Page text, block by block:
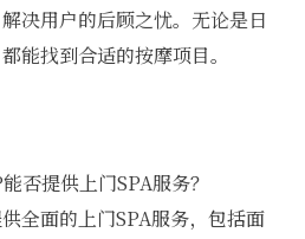
决用户的后顾之忧。无论是日
能找到合适的按摩项目。
否提供上门SPA服务？
全面的上门SPA服务，包括面